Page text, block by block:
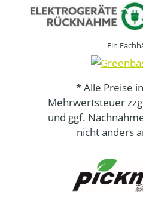
Ein
* Alle Preise
Mehrwertsteuer
und ggf.
nicht anders